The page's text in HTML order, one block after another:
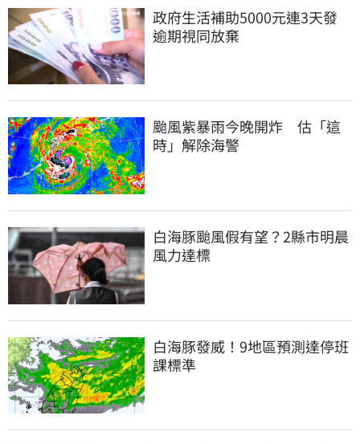
政府生活補助5000元連3天發
逾期視同放棄
颱風紫暴雨今晚開炸　估「這
時」解除海警
白海豚颱風假有望？2縣市明晨
風力達標
白海豚發威！9地區預測達停班
課標準